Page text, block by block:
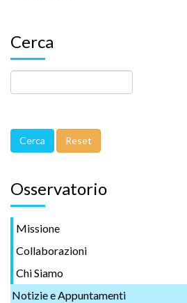
Cerca
Osservatorio
Missione
Collaborazioni
Chi Siamo
Notizie e Appuntamenti